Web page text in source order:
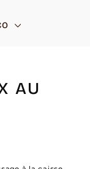
AU